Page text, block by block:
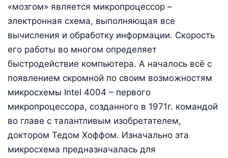
«мозгом» является микропроцессор –
электронная схема, выполняющая все
вычисления и обработку информации. Скорость
его работы во многом определяет
быстродействие компьютера. А началось всё с
появлением скромной по своим возможностям
микросхемы Intel 4004 – первого
микропроцессора, созданного в 1971г. командой
во главе с талантливым изобретателем,
доктором Тедом Хоффом. Изначально эта
микросхема предназначалась для